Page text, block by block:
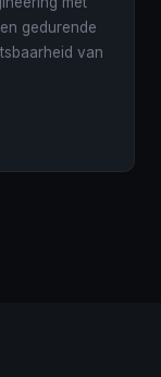
gedurende
van